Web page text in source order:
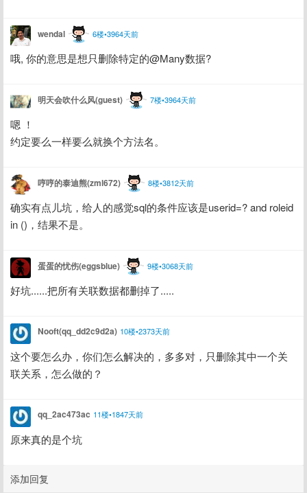
wendal 6楼•3964天前
哦, 你的意思是想只删除特定的@Many数据?
明天会吹什么风(guest) 7楼•3964天前
嗯 ！
约定要么一样要么就换个方法名。
哼哼的泰迪熊(zml672) 8楼•3812天前
确实有点儿坑，给人的感觉sql的条件应该是userid=? and roleid
in ()，结果不是。
蛋蛋的忧伤(eggsblue) 9楼•3068天前
好坑......把所有关联数据都删掉了.....
Nooft(qq_dd2c9d2a) 10楼•2373天前
这个要怎么办，你们怎么解决的，多多对，只删除其中一个关
联关系，怎么做的？
qq_2ac473ac 11楼•1847天前
原来真的是个坑
添加回复